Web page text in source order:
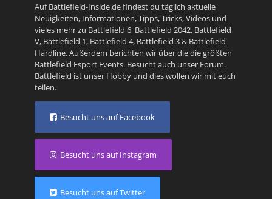
Auf Battlefield-Inside.de findest du täglich aktuelle
Neuigkeiten, Informationen, Tipps, Tricks, Videos und
vieles mehr zu Battlefield 6, Battlefield 2042, Battlefield
V, Battlefield 1, Battlefield 4, Battlefield 3& Battlefield
Hardline. Außerdem berichten wir über die die größten
Battlefield Esport Events. Besucht auch unser Forum.
Battlefield ist unser Hobby und dies wollen wir mit euch
teilen.
Besucht uns auf Facebook
Besucht uns auf Instagram
Besucht uns auf Twitter